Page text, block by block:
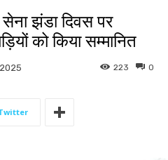
झंडा दिवस पर
को किया सम्मानित
0
223